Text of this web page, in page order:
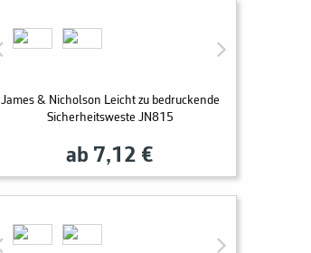
James & Nicholson Leicht zu bedruckende
Sicherheitsweste JN815
ab 7,12 €